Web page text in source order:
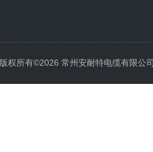
版权所有©2026 常州安耐特电缆有限